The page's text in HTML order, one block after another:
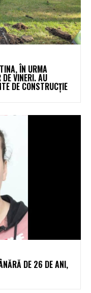
ÎN URMA
DE VINERI. AU
DE CONSTRUCȚIE
DE 26 DE ANI,